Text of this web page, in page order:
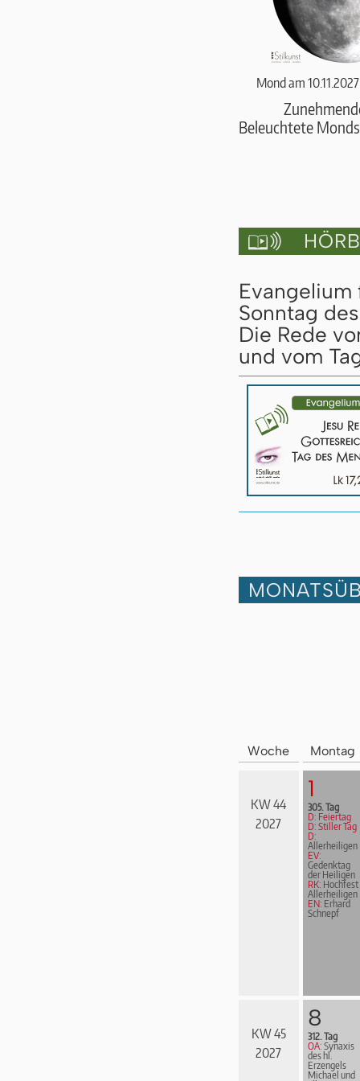
Mond am
Beleuchtete

Sonntag
Die Rede
und vom
Woche Montag
KW 44
2027
1
305. Tag
D: Feiertag
D: Stiller Tag
D:
Allerheiligen
EV:
Gedenktag
der Heiligen
RK: Hochfest
Allerheiligen
EN: Erhard
Schnepf
KW 45
2027
8
312. Tag
OA: Synaxis
des hl.
Erzengels
Michael und